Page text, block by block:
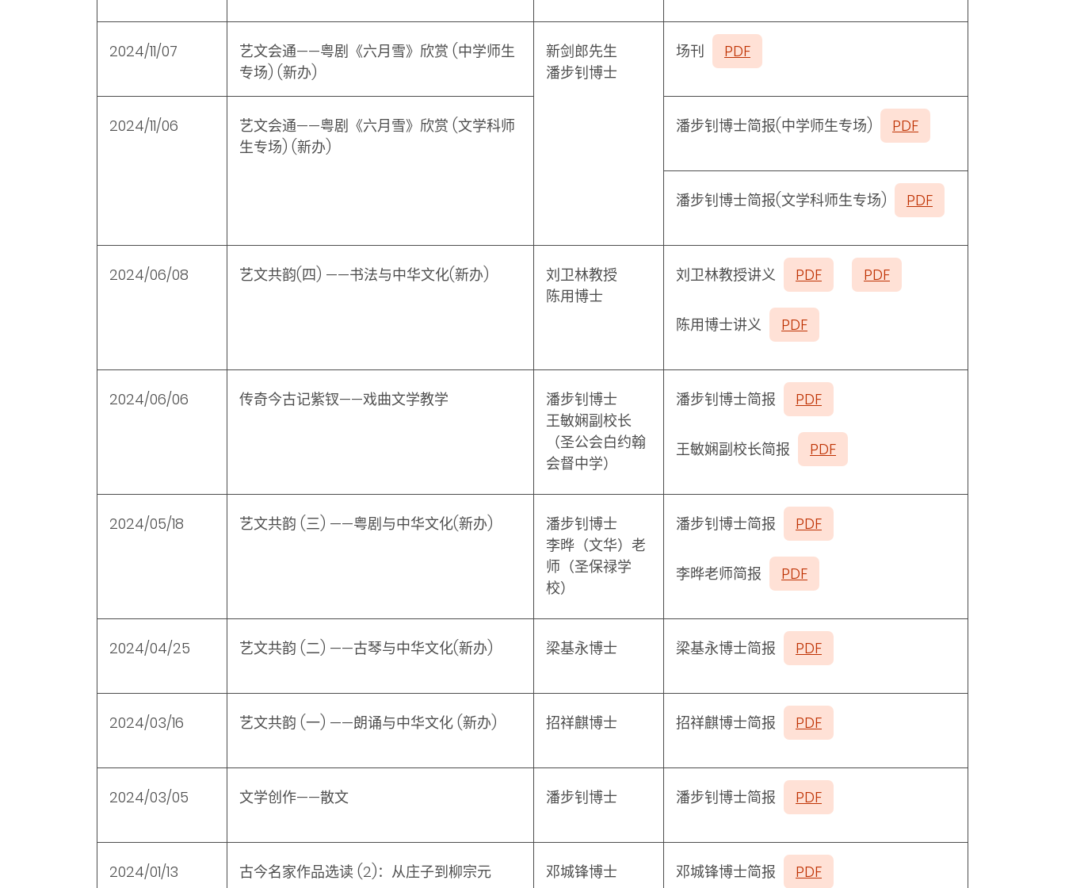
2024/11/07 艺文会通——粤剧《六月雪》欣赏 (中学师生
专场) (新办)
新剑郎先生
潘步钊博士
场刊 PDF
2024/11/06 艺文会通——粤剧《六月雪》欣赏 (文学科师
生专场) (新办)
潘步钊博士简报(中学师生专场) PDF
潘步钊博士简报(文学科师生专场) PDF
2024/06/08 艺文共韵(四) ——书法与中华文化(新办)
刘卫林教授
陈用博士
刘卫林教授讲义 PDF PDF
陈用博士讲义 PDF
2024/06/06 传奇今古记紫钗——戏曲文学教学
潘步钊博士
王敏娴副校长
（圣公会白约翰
会督中学）
潘步钊博士简报 PDF
王敏娴副校长简报 PDF
2024/05/18 艺文共韵 (三) ——粤剧与中华文化(新办)
潘步钊博士
李晔（文华）老
师（圣保禄学
校）
潘步钊博士简报 PDF
李晔老师简报 PDF
2024/04/25 艺文共韵 (二) ——古琴与中华文化(新办) 梁基永博士 梁基永博士简报 PDF
2024/03/16 艺文共韵 (一) ——朗诵与中华文化 (新办) 招祥麒博士 招祥麒博士简报 PDF
2024/03/05 文学创作——散文 潘步钊博士 潘步钊博士简报 PDF
2024/01/13 古今名家作品选读 (2)：从庄子到柳宗元 邓城锋博士 邓城锋博士简报 PDF